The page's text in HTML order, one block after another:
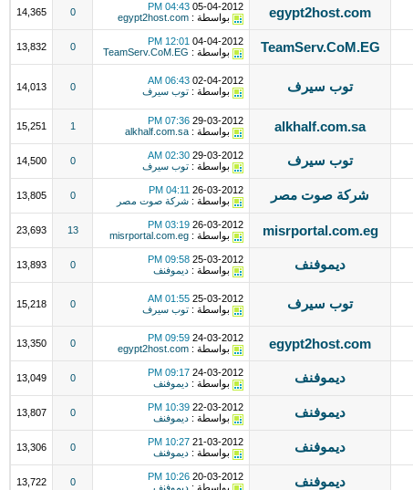
egypt2host.com
05-04-2012
04:43 PM
بواسطة : egypt2host.com
0
14,365
TeamServ.CoM.EG
04-04-2012
12:01 PM
بواسطة : TeamServ.CoM.EG
0
13,832
توب سيرف 02-04-2012
06:43 AM
بواسطة : توب سيرف 0
14,013
alkhalf.com.sa
29-03-2012
07:36 PM
بواسطة : alkhalf.com.sa
1
15,251
توب سيرف 29-03-2012
02:30 AM
بواسطة : توب سيرف 0
14,500
شركة صوت مصر 26-03-2012
04:11 PM
بواسطة : شركة صوت مصر 0
13,805
misrportal.com.eg
26-03-2012
03:19 PM
بواسطة : misrportal.com.eg
13
23,693
ديموفنف 25-03-2012
09:58 PM
بواسطة : ديموفنف 0
13,893
توب سيرف 25-03-2012
01:55 AM
بواسطة : توب سيرف 0
15,218
egypt2host.com
24-03-2012
09:59 PM
بواسطة : egypt2host.com
0
13,350
ديموفنف 24-03-2012
09:17 PM
بواسطة : ديموفنف 0
13,049
ديموفنف 22-03-2012
10:39 PM
بواسطة : ديموفنف 0
13,807
ديموفنف 21-03-2012
10:27 PM
بواسطة : ديموفنف 0
13,306
ديموفنف 20-03-2012
10:26 PM
بواسطة : ديموفنف 0
13,722